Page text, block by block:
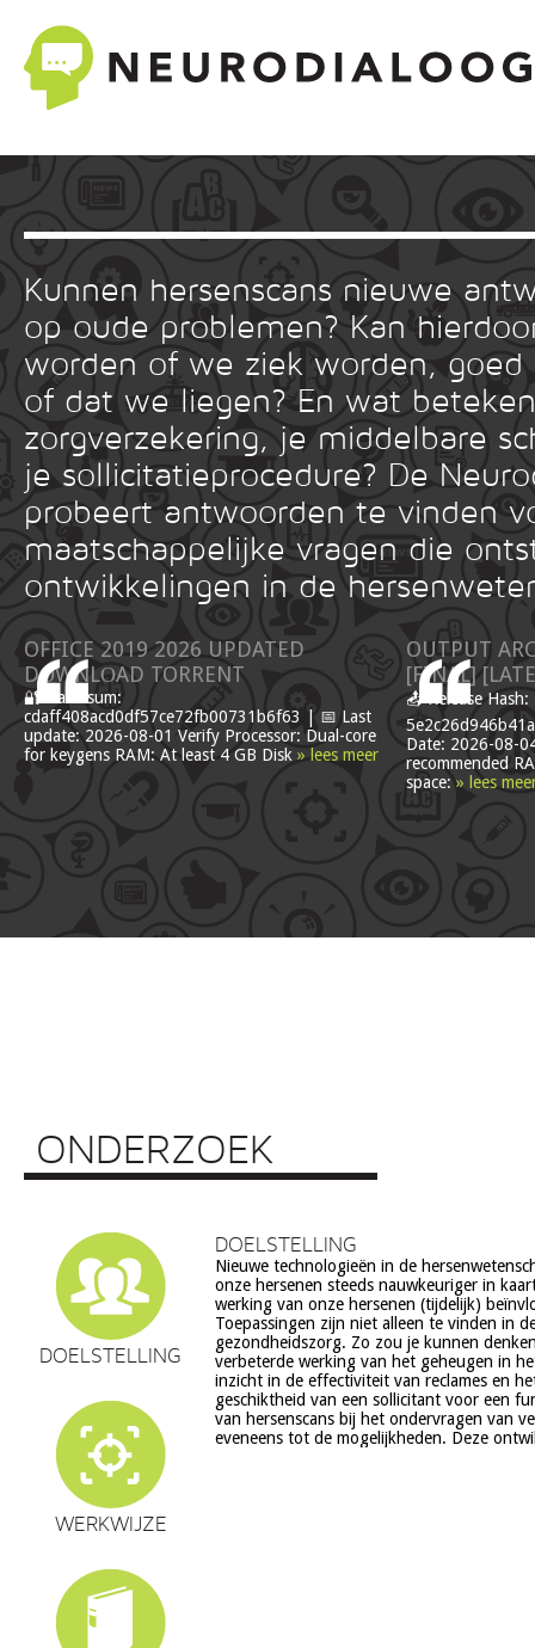
Kunnen hersenscans nieuwe
op oude problemen? Kan
worden of we ziek worden, goed
of dat we liegen? En wat
zorgverzekering, je middelbare
je sollicitatieprocedure? De
probeert antwoorden te vinden
maatschappelijke vragen die
ontwikkelingen in de
OFFICE 2019 2026 UPDATED
DОWNLОAD TORRENT
🔐 Hash sum:
cdaff408acd0df57ce72fb00731b6f63 | 📅 Last
update: 2026-08-01 Verify Processor: Dual-core
for keygens RAM: At least 4 GB Disk » lees meer
OUTPUT
[FINAL]
📤 Release Hash:
Date: 2026-08-
recommended
space: » lees
ONDERZOEK
DOELSTELLING
WERKWIJZE
DOELSTELLING
Nieuwe technologieën in de
onze hersenen steeds nauwkeuriger in
werking van onze hersenen (tijdelijk)
Toepassingen zijn niet alleen te vinden in
gezondheidszorg. Zo zou je kunnen
verbeterde werking van het geheugen in
inzicht in de effectiviteit van reclames en
geschiktheid van een sollicitant voor een
van hersenscans bij het ondervragen van
eveneens tot de mogelijkheden. Deze
echter ook veel vragen op, onder meer op
ethiek (recht op privacy, gelijkheid,
volksgezondheid (veiligheid) en veranderingen in ons
en waarden stelsel. De beoogde commerciële toepassing
een aantal van deze technologieën is een extra
zorg. Het doel van dit project is om een
verantwoorde ontwikkeling van
hersenwetenschappen te realiseren,